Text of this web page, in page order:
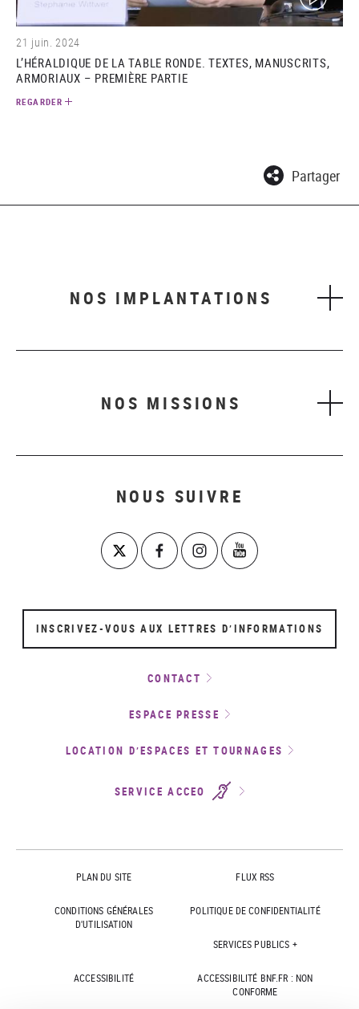
21 juin. 2024
L’HÉRALDIQUE DE LA TABLE RONDE. TEXTES, MANUSCRITS,
ARMORIAUX – PREMIÈRE PARTIE
REGARDER
Partager
NOS IMPLANTATIONS
NOS MISSIONS
NOUS SUIVRE
INSCRIVEZ-VOUS AUX LETTRES D’INFORMATIONS
CONTACT
ESPACE PRESSE
LOCATION D’ESPACES ET TOURNAGES
SERVICE ACCEO
PLAN DU SITE FLUX RSS
CONDITIONS GÉNÉRALES
D'UTILISATION
POLITIQUE DE CONFIDENTIALITÉ
SERVICES PUBLICS +
ACCESSIBILITÉ
ACCESSIBILITÉ BNF.FR : NON
CONFORME